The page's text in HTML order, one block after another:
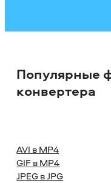
Популярные
конвертера
AVI в MP4
GIF в MP4
JPEG в JPG